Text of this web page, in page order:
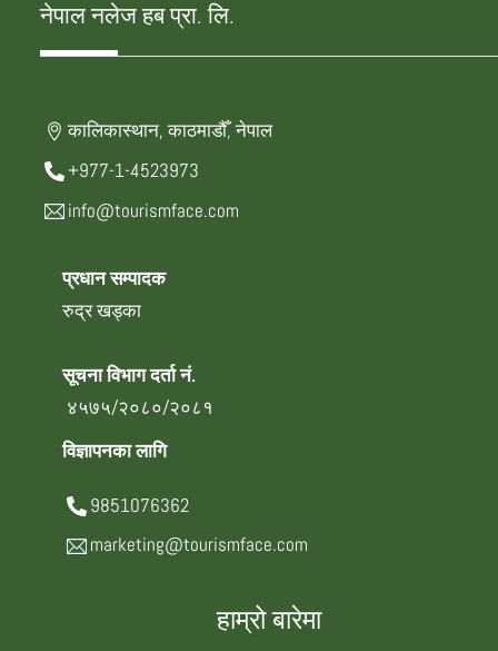
नेपाल नलेज हब प्रा. लि.
कालिकास्थान, काठमाडौँ, नेपाल
+977-1-4523973
info@tourismface.com
प्रधान सम्पादक
रुद्र खड्का
सूचना विभाग दर्ता नं.
४५७५/२०८०/२०८१
विज्ञापनका लागि
9851076362
marketing@tourismface.com
हाम्रो बारेमा